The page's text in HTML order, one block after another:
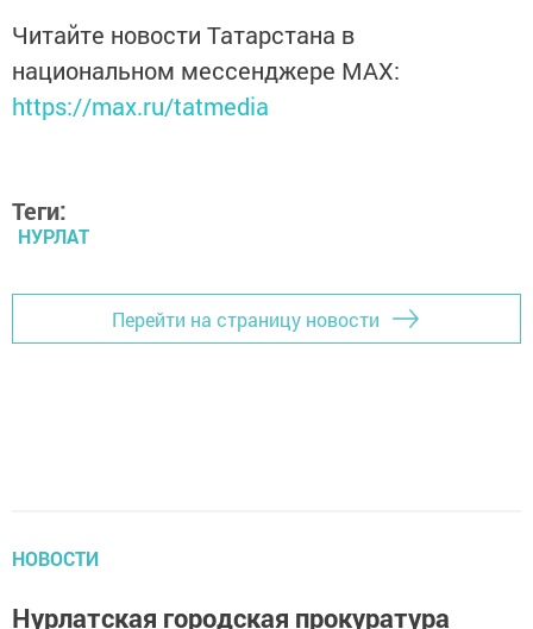
Читайте новости Татарстана в
национальном мессенджере MАХ:
https://max.ru/tatmedia
Теги:
НУРЛАТ
Перейти на страницу новости
НОВОСТИ
Нурлатская городская прокуратура